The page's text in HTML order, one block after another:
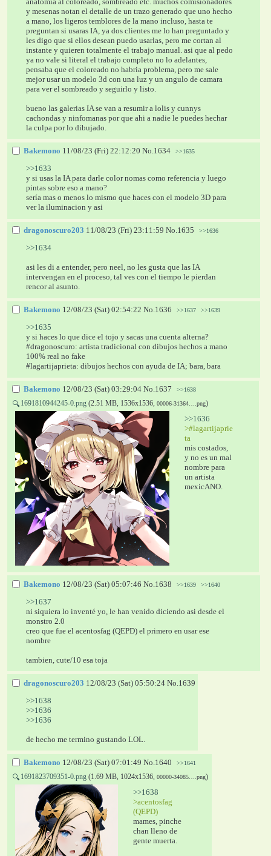
y mesenas notan el detalle de un trazo generado que uno hecho
a mano, los ligeros temblores de la mano incluso, hasta te
preguntan si usaras IA, ya dos clientes me lo han preguntado y
les digo que si ellos desean puedo usarlas, pero me cortan al
instante y quieren totalmente el trabajo manual. asi que al pedo
ya no vale si literal el trabajo completo no lo adelantes,
pensaba que el coloreado no habria problema, pero me sale
mejor usar un modelo 3d con una luz y un angulo de camara
para ver el sombreado y seguirlo y listo.
bueno las galerias IA se van a resumir a lolis y cunnys
cachondas y ninfomanas por que ahi a nadie le puedes hechar
la culpa por lo dibujado.
Bakemono 11/08/23 (Fri) 22:12:20 No.1634 >>1635
>>1633
y si usas la IA para darle color nomas como referencia y luego
pintas sobre eso a mano?
sería mas o menos lo mismo que haces con el modelo 3D para
ver la iluminacion y asi
dragonoscuro203 11/08/23 (Fri) 23:11:59 No.1635 >>1636
>>1634
asi les di a entender, pero neel, no les gusta que las IA
intervengan en el proceso, tal ves con el tiempo le pierdan
rencor al asunto.
Bakemono 12/08/23 (Sat) 02:54:22 No.1636 >>1637 >>1639
>>1635
y si haces lo que dice el tojo y sacas una cuenta alterna?
#dragonoscuro: artista tradicional con dibujos hechos a mano
100% real no fake
#lagartijaprieta: dibujos hechos con ayuda de IA; bara, bara
Bakemono 12/08/23 (Sat) 03:29:04 No.1637 >>1638
🔍 1691810944245-0.png (2.51 MB, 1536x1536, 00006-31364….png)
>>1636
>#lagartijaprie
ta
mis costados,
y no es un mal
nombre para
un artista
mexicANO.
Bakemono 12/08/23 (Sat) 05:07:46 No. 1638 >>1639 >>1640
>>1637
ni siquiera lo inventé yo, le han venido diciendo asi desde el
monstro 2.0
creo que fue el acentosfag (QEPD) el primero en usar ese
nombre
tambien, cute/10 esa toja
dragonoscuro203 12/08/23 (Sat) 05:50:24 No. 1639
>>1638
>>1636
>>1636
de hecho me termino gustando LOL.
Bakemono 12/08/23 (Sat) 07:01:49 No.1640 >>1641
🔍 1691823709351-0.png (1.69 MB, 1024x1536, 00000-34085….png)
>>1638
>acentosfag
(QEPD)
mames, pinche
chan lleno de
gente muerta.